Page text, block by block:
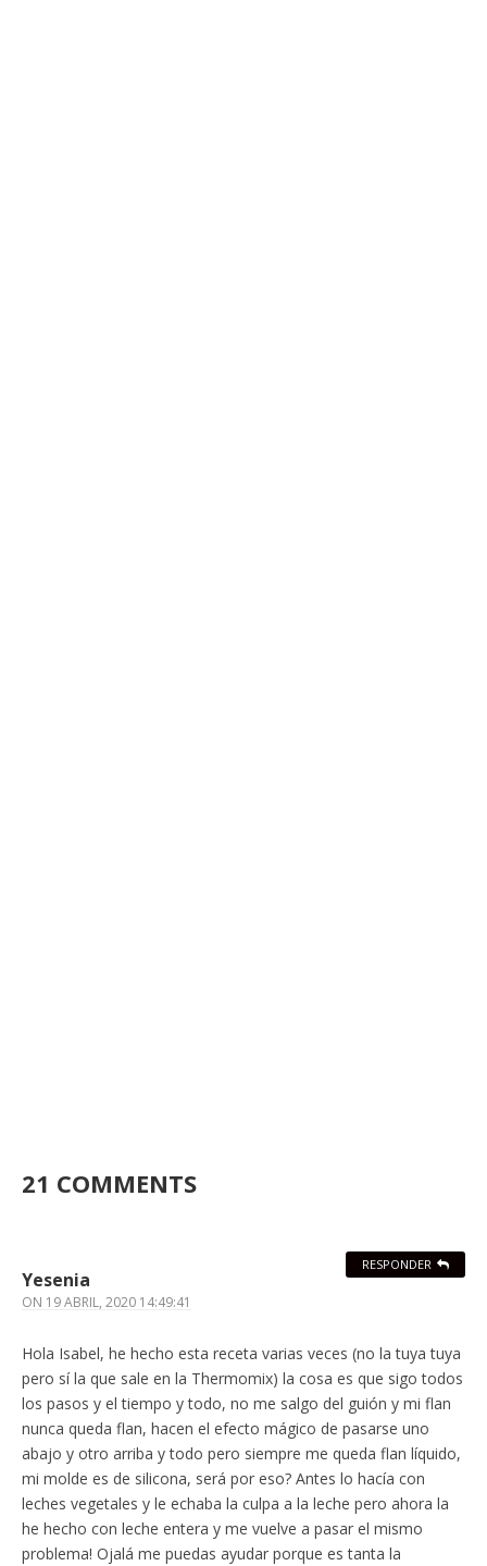
21 COMMENTS
Yesenia
ON 19 ABRIL, 2020 14:49:41
Hola Isabel, he hecho esta receta varias veces (no la tuya tuya
pero sí la que sale en la Thermomix) la cosa es que sigo todos
los pasos y el tiempo y todo, no me salgo del guión y mi flan
nunca queda flan, hacen el efecto mágico de pasarse uno
abajo y otro arriba y todo pero siempre me queda flan líquido,
mi molde es de silicona, será por eso? Antes lo hacía con
leches vegetales y le echaba la culpa a la leche pero ahora la
he hecho con leche entera y me vuelve a pasar el mismo
problema! Ojalá me puedas ayudar porque es tanta la
RESPONDER